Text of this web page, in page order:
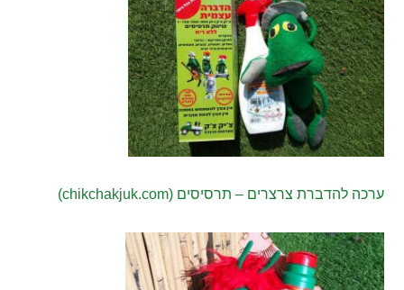
ערכה להדברת צרצרים – תרסיסים (chikchakjuk.com)